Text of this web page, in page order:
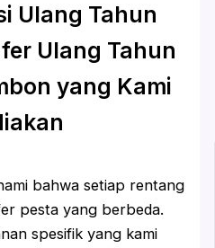
Ulang Tahun
Ulang Tahun
yang Kami
bahwa setiap rentang
pesta yang berbeda.
spesifik yang kami